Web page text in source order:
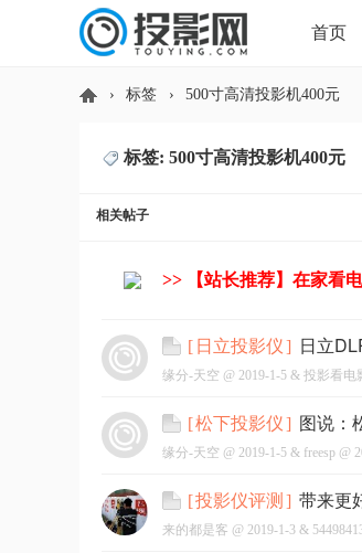
首页
HDMI版本对比 导读
› 标签 › 500寸高清投影机400元
标签: 500寸高清投影机400元
相关帖子
>> 【站长推荐】在家看
[ 日立投影仪] 日立
缘分-天空 @ 2019-1-5 & 投影看电
[松下投影仪] 图说：
缘分-天空 @ 2019-1-5 & freesp @
[投影仪评测 ] 带来更
来的都是客 @ 2019-1-3 &